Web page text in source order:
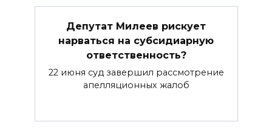
Депутат Милеев рискует
нарваться на субсидиарную
ответственность?
22 июня суд завершил рассмотрение
апелляционных жалоб